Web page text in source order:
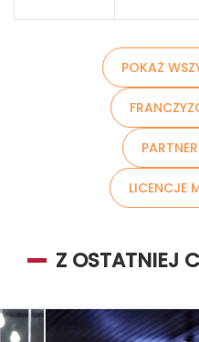
POKAŻ
LICENCJE
Z OSTATNIEJ